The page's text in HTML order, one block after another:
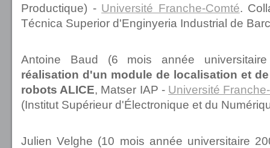
Productique) - Université Franche-Comté.
Técnica Superior d'Enginyeria Industrial de
Antoine Baud (6 mois année
réalisation d'un module de localisation et
robots ALICE, Matser IAP - Université
(Institut Supérieur d'Électronique et du
Julien Velghe (10 mois année universitaire